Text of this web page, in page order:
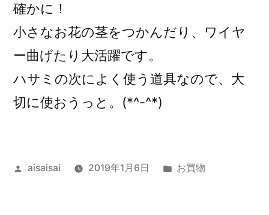
確かに！
小さなお花の茎をつかんだり、ワイヤ
ー曲げたり大活躍です。
ハサミの次によく使う道具なので、大
切に使おうっと。(*^-^*)
投
aisaisai 2019年1月6日
カ
お買物